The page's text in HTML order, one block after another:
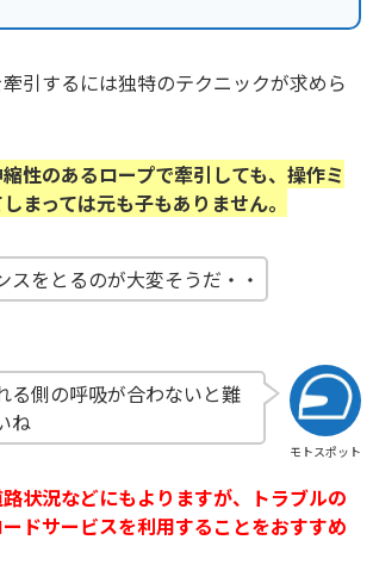
引するには独特のテクニックが求めら
性のあるロープで牽引しても、操作ミ
まっては元も子もありません。
スをとるのが大変そうだ・・
モトスポット
る側の呼吸が合わないと難
ね
状況などにもよりますが、トラブルの
ドサービスを利用することをおすすめ